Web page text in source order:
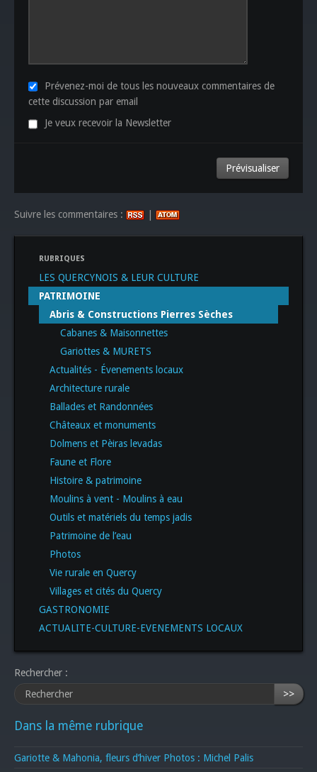
Prévenez-moi de tous les nouveaux commentaires de
cette discussion par email
Je veux recevoir la Newsletter
Suivre les commentaires : |
RUBRIQUES
LES QUERCYNOIS & LEUR CULTURE
PATRIMOINE
Abris & Constructions Pierres Sèches
Cabanes & Maisonnettes
Gariottes & MURETS
Actualités - Évenements locaux
Architecture rurale
Ballades et Randonnées
Châteaux et monuments
Dolmens et Pèiras levadas
Faune et Flore
Histoire & patrimoine
Moulins à vent - Moulins à eau
Outils et matériels du temps jadis
Patrimoine de l’eau
Photos
Vie rurale en Quercy
Villages et cités du Quercy
GASTRONOMIE
ACTUALITE-CULTURE-EVENEMENTS LOCAUX
Rechercher :
>>
Dans la même rubrique
Gariotte & Mahonia, fleurs d’hiver Photos : Michel Palis